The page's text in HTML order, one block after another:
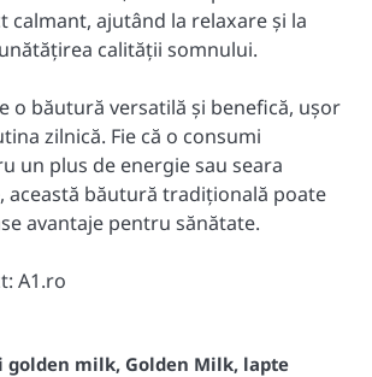
calmant, ajutând la relaxare și la
calității somnului.
o băutură versatilă și benefică, ușor
zilnică. Fie că o consumi
un plus de energie sau seara
această băutură tradițională poate
avantaje pentru sănătate.
A1.ro
golden milk, Golden Milk, lapte